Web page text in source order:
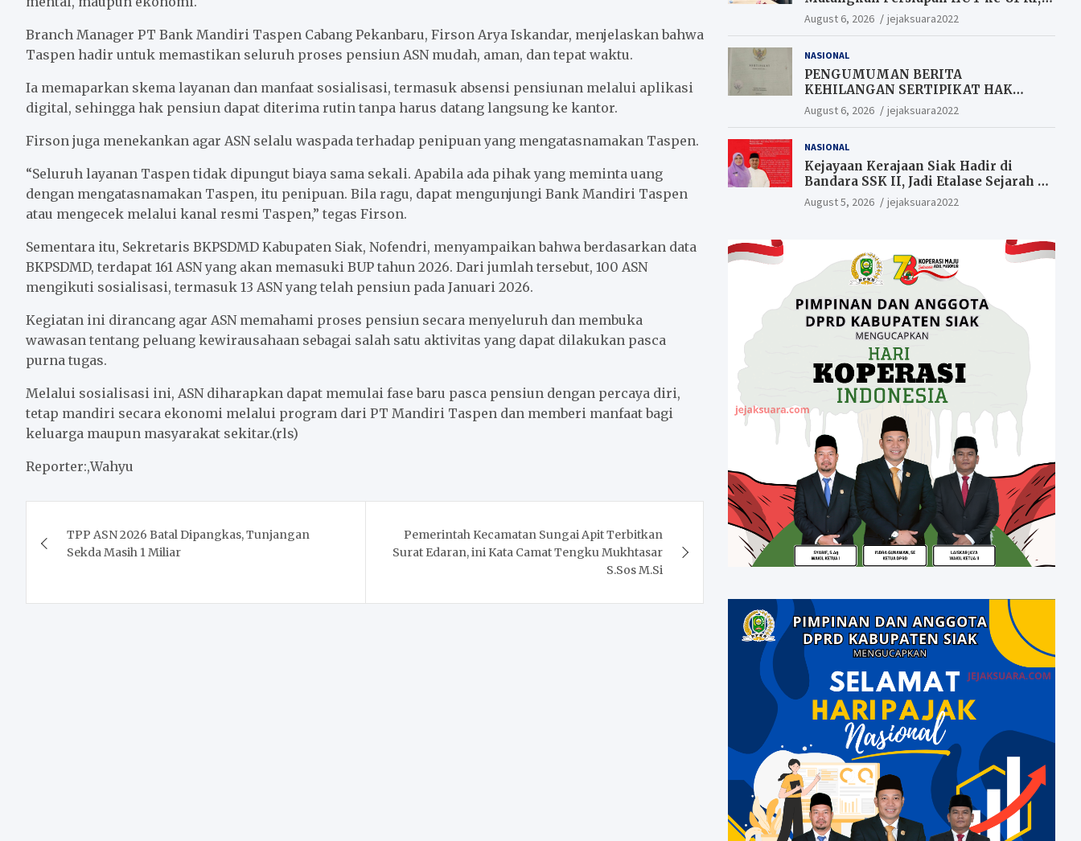
Branch Manager PT Bank Mandiri Taspen Cabang Pekanbaru, Firson Arya Iskandar, menjelaskan bahwa
Taspen hadir untuk memastikan seluruh proses pensiun ASN mudah, aman, dan tepat waktu.
Ia memaparkan skema layanan dan manfaat sosialisasi, termasuk absensi pensiunan melalui aplikasi
digital, sehingga hak pensiun dapat diterima rutin tanpa harus datang langsung ke kantor.
Firson juga menekankan agar ASN selalu waspada terhadap penipuan yang mengatasnamakan Taspen.
“Seluruh layanan Taspen tidak dipungut biaya sama sekali. Apabila ada pihak yang meminta uang
dengan mengatasnamakan Taspen, itu penipuan. Bila ragu, dapat mengunjungi Bank Mandiri Taspen
atau mengecek melalui kanal resmi Taspen,” tegas Firson.
Sementara itu, Sekretaris BKPSDMD Kabupaten Siak, Nofendri, menyampaikan bahwa berdasarkan data
BKPSDMD, terdapat 161 ASN yang akan memasuki BUP tahun 2026. Dari jumlah tersebut, 100 ASN
mengikuti sosialisasi, termasuk 13 ASN yang telah pensiun pada Januari 2026.
Kegiatan ini dirancang agar ASN memahami proses pensiun secara menyeluruh dan membuka
wawasan tentang peluang kewirausahaan sebagai salah satu aktivitas yang dapat dilakukan pasca
purna tugas.
Melalui sosialisasi ini, ASN diharapkan dapat memulai fase baru pasca pensiun dengan percaya diri,
tetap mandiri secara ekonomi melalui program dari PT Mandiri Taspen dan memberi manfaat bagi
keluarga maupun masyarakat sekitar.(rls)
Reporter:,Wahyu
navigation
TPP ASN 2026 Batal Dipangkas, Tunjangan
Sekda Masih 1 Miliar
Pemerintah Kecamatan Sungai Apit Terbitkan
Surat Edaran, ini Kata Camat Tengku Mukhtasar
S.Sos M.Si
Warga yang ikut Upacara
Berkesempatan Raih Hadiah
August 6, 2026 jejaksuara2022
NASIONAL
PENGUMUMAN BERITA
KEHILANGAN SERTIPIKAT HAK
MILIK (SHM).
August 6, 2026 jejaksuara2022
NASIONAL
Kejayaan Kerajaan Siak Hadir di
Bandara SSK II, Jadi Etalase Sejarah di
Gerbang Riau
August 5, 2026 jejaksuara2022